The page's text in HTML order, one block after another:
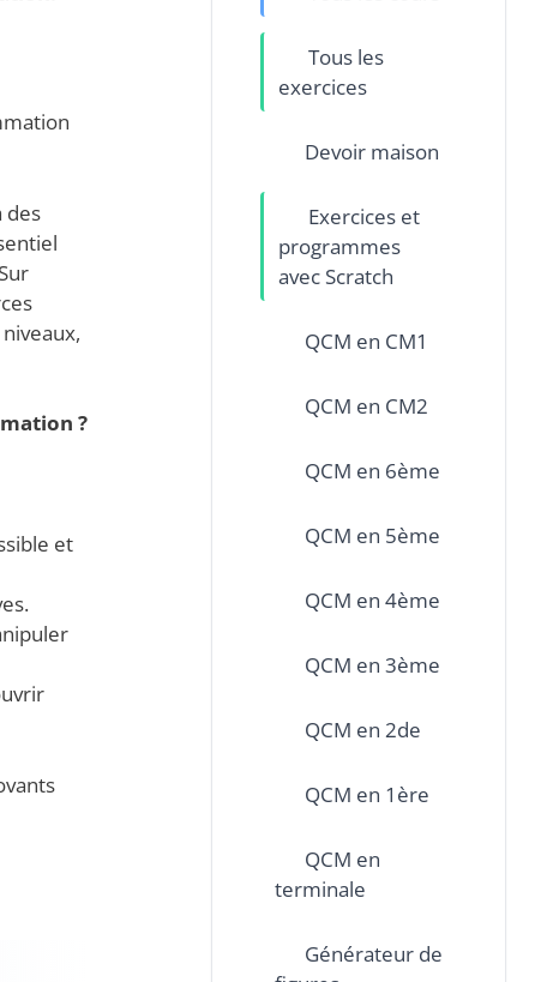
des
?
et
Tous les
exercices
Devoir maison
Exercices et
programmes
avec Scratch
QCM en CM1
QCM en CM2
QCM en 6ème
QCM en 5ème
QCM en 4ème
QCM en 3ème
QCM en 2de
QCM en 1ère
QCM en
terminale
Générateur de